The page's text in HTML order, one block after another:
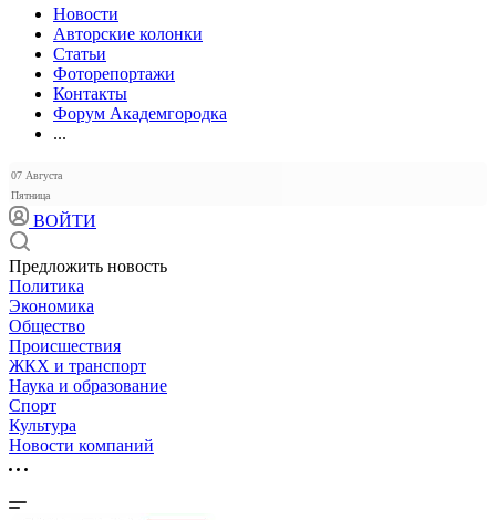
Новости
Авторские колонки
Статьи
Фоторепортажи
Контакты
Форум Академгородка
...
07 Августа
Пятница
ВОЙТИ
Предложить новость
Политика
Экономика
Общество
Происшествия
ЖКХ и транспорт
Наука и образование
Спорт
Культура
Новости компаний